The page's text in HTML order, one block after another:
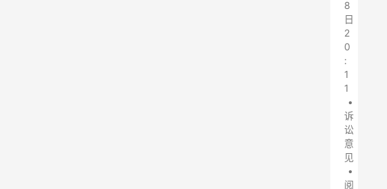
8
日
2
0
:
1
1
•
诉
讼
意
见
•
阅